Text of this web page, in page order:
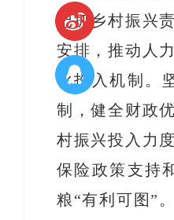
记抓乡村振兴
安排，推动人
化投入机制。
制，健全财政
村振兴投入力
保险政策支持
粮“有利可图”